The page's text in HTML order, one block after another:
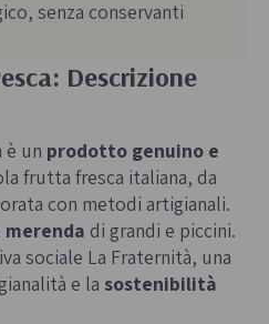
Descrizione
è un prodotto genuino e
frutta fresca italiana, da
con metodi artigianali.
merenda di grandi e piccini.
sociale La Fraternità, una
e la sostenibilità
senza conservanti